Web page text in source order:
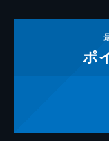
ポ